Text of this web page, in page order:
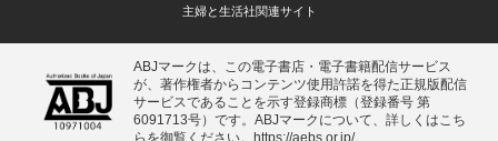
主婦と生活社関連サイト
ABJマークは、この電子書店・電子書籍配信サービス
が、著作権者からコンテンツ使用許諾を得た正規版配信
サービスであることを示す登録商標（登録番号 第
6091713号）です。ABJマークについて、詳しくはこち
らを御覧ください。 https://aebs.or.jp/